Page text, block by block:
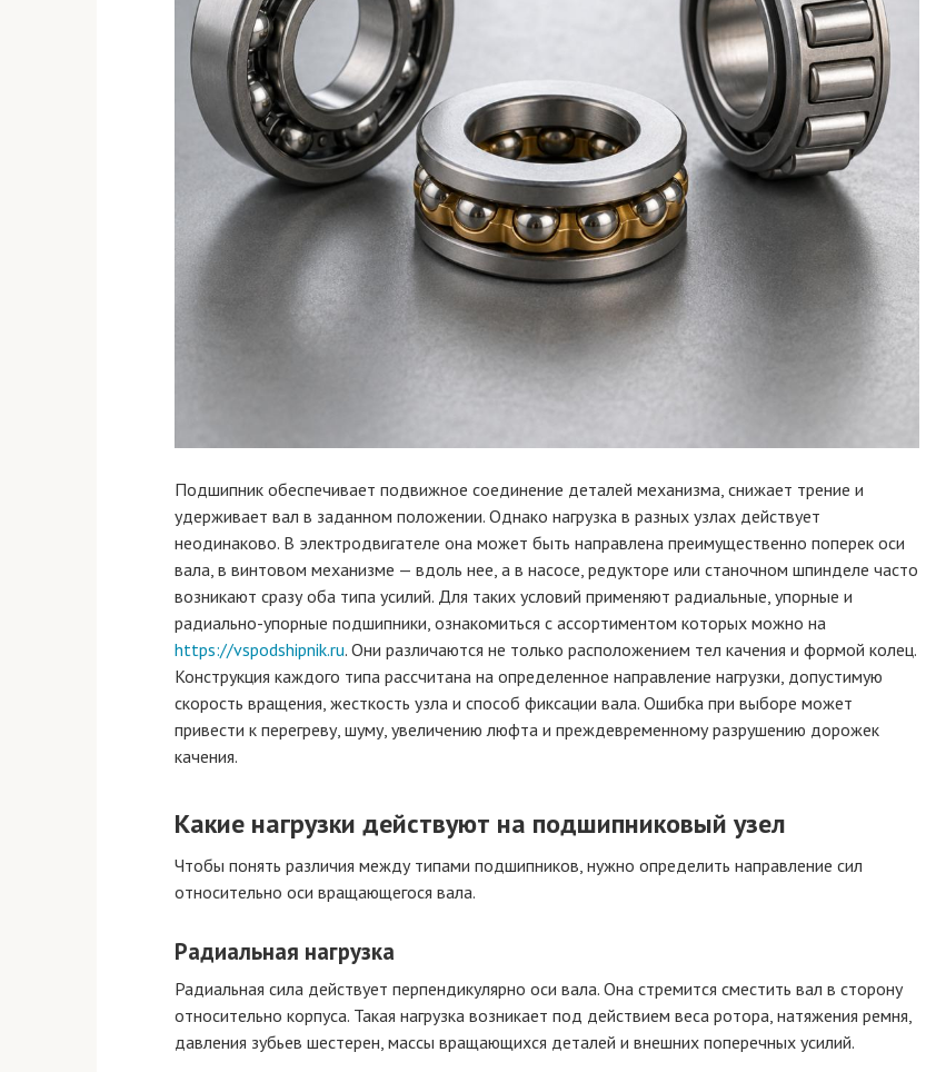
Подшипник обеспечивает подвижное соединение деталей механизма, снижает трение и
удерживает вал в заданном положении. Однако нагрузка в разных узлах действует
неодинаково. В электродвигателе она может быть направлена преимущественно поперек оси
вала, в винтовом механизме — вдоль нее, а в насосе, редукторе или станочном шпинделе часто
возникают сразу оба типа усилий. Для таких условий применяют радиальные, упорные и
радиально-упорные подшипники, ознакомиться с ассортиментом которых можно на
https://vspodshipnik.ru. Они различаются не только расположением тел качения и формой колец.
Конструкция каждого типа рассчитана на определенное направление нагрузки, допустимую
скорость вращения, жесткость узла и способ фиксации вала. Ошибка при выборе может
привести к перегреву, шуму, увеличению люфта и преждевременному разрушению дорожек
качения.
Какие нагрузки действуют на подшипниковый узел
Чтобы понять различия между типами подшипников, нужно определить направление сил
относительно оси вращающегося вала.
Радиальная нагрузка
Радиальная сила действует перпендикулярно оси вала. Она стремится сместить вал в сторону
относительно корпуса. Такая нагрузка возникает под действием веса ротора, натяжения ремня,
давления зубьев шестерен, массы вращающихся деталей и внешних поперечных усилий.